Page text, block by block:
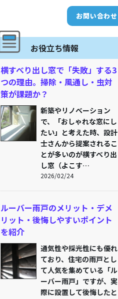
お問い合わせ
お役立ち情報
横すべり出し窓で「失敗」する3
つの理由。掃除・風通し・虫対
策が課題か？
新築やリノベーション
で、「おしゃれな窓にし
たい」と考えた時、設計
士さんから提案されるこ
とが多いのが横すべり出
し窓（よこす…
2026/02/24
ルーバー雨戸のメリット・デメ
リット・後悔しやすいポイント
を紹介
通気性や採光性にも優れ
ており、住宅の雨戸とし
て人気を集めている「ル
ーバー雨戸」ですが、実
際に設置して後悔したと